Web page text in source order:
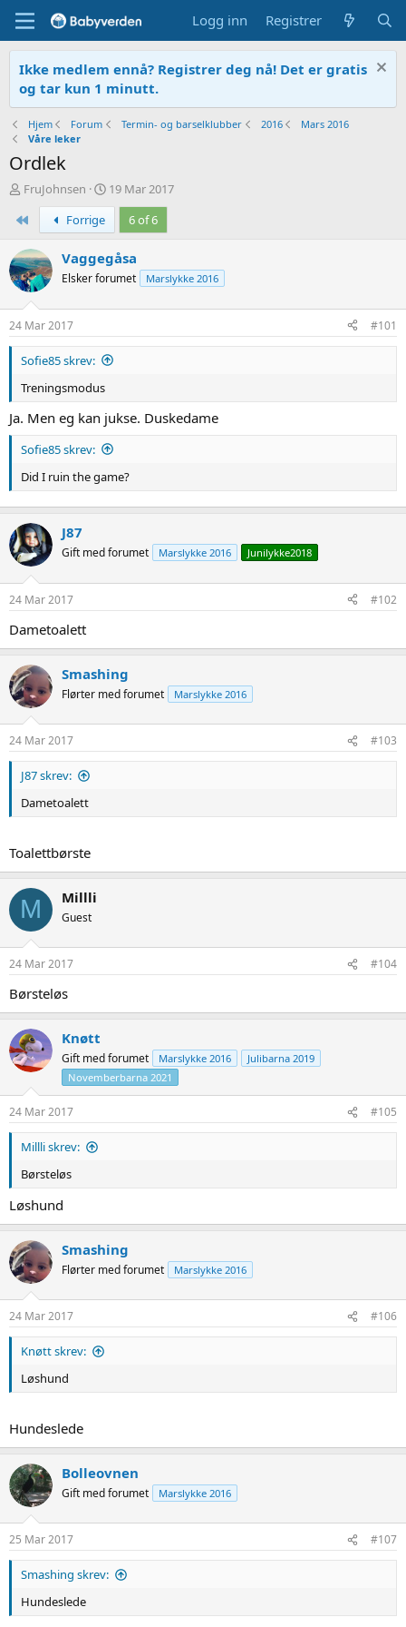
Logg inn Registrer
Ikke medlem ennå? Registrer deg nå! Det er gratis
og tar kun 1 minutt.
Hjem Forum Termin- og barselklubber 2016
Mars 2016
Våre leker
Ordlek
T
å
s
t
a
r
t
e
r
FruJohnsen
O
p
r
e
t
t
19 Mar 2017
Forrige 6 of 6
Vaggegåsa
Elsker forumet Marslykke 2016
24 Mar 2017 #101
Sofie85 skrev:
Treningsmodus
Ja. Men eg kan jukse. Duskedame
Sofie85 skrev:
Did I ruin the game?
J87
Gift med forumet Marslykke 2016 Junilykke2018
24 Mar 2017 #102
Dametoalett
Smashing
Flørter med forumet Marslykke 2016
24 Mar 2017 #103
J87 skrev:
Dametoalett
Toalettbørste
M Millli
Guest
24 Mar 2017 #104
Børsteløs
Knøtt
Gift med forumet Marslykke 2016
Julibarna 2019
Novemberbarna 2021
24 Mar 2017 #105
Millli skrev:
Børsteløs
Løshund
Smashing
Flørter med forumet Marslykke 2016
24 Mar 2017 #106
Knøtt skrev:
Løshund
Hundeslede
Bolleovnen
Gift med forumet Marslykke 2016
25 Mar 2017 #107
Smashing skrev:
Hundeslede